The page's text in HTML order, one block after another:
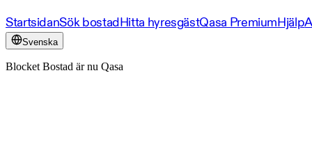
StartsidanSök bostadHitta hyresgästQasa PremiumHjälp
Svenska
Blocket Bostad är nu Qasa